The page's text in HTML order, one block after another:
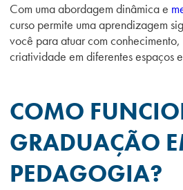
Com umaabordagem dinâmica e
curso permite uma aprendizagem
você para atuar com
criatividade em diferentes espaços
COMO
GRADUAÇÃO
PEDAGOGIA?